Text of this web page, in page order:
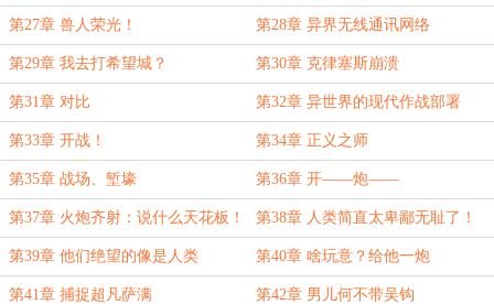
第27章 兽人荣光！ 第28章 异界无线通讯网络
第29章 我去打希望城？ 第30章 克律塞斯崩溃
第31章 对比 第32章 异世界的现代作战部署
第33章 开战！ 第34章 正义之师
第35章 战场、堑壕 第36章 开——炮——
第37章 火炮齐射：说什么天花板！
我比烟花闪！
第38章 人类简直太卑鄙无耻了！
第39章 他们绝望的像是人类 第40章 啥玩意？给他一炮
第41章 捕捉超凡萨满 第42章 男儿何不带吴钩